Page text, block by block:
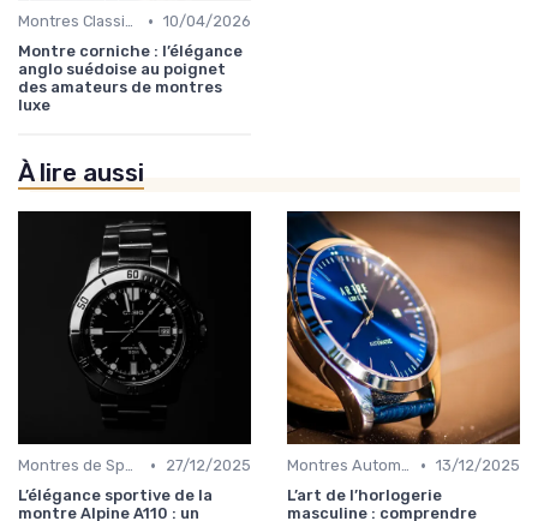
Montres Classiques • 10/04/2026
Montre corniche : l’élégance
anglo suédoise au poignet
des amateurs de montres
luxe
À lire aussi
Montres de Sport de Luxe •
27/12/2025
L’élégance sportive de la
montre Alpine A110 : un
Montres Automatiques • 13/12/2025
L’art de l’horlogerie
masculine : comprendre